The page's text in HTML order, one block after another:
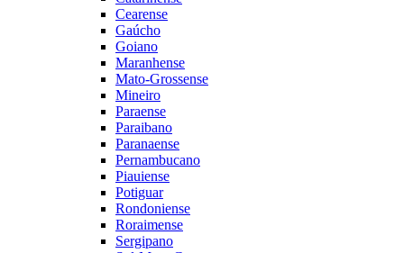
Cearense
Gaúcho
Goiano
Maranhense
Mato-Grossense
Mineiro
Paraense
Paraibano
Paranaense
Pernambucano
Piauiense
Potiguar
Rondoniense
Roraimense
Sergipano